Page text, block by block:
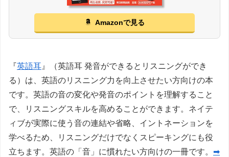
Amazonで見る
『英語耳 』（英語耳 発音ができるとリスニングができ
る）は、英語のリスニング力を向上させたい方向けの本
です。英語の音の変化や発音のポイントを理解すること
で、リスニングスキルを高めることができます。ネイテ
ィブが実際に使う音の連結や省略、イントネーションを
学べるため、リスニングだけでなくスピーキングにも役
立ちます。英語の「音」に慣れたい方向けの一冊です。 ➡